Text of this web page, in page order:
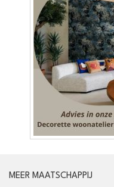
MEER MAATSCHAPPIJ